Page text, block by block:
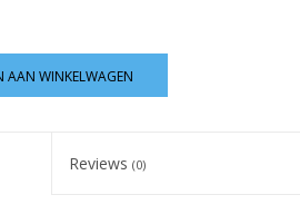
AAN WINKELWAGEN
Reviews (0)